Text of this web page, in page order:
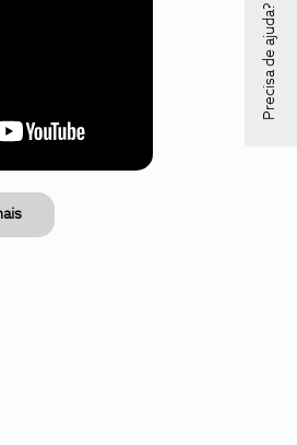
Precisa de ajuda?